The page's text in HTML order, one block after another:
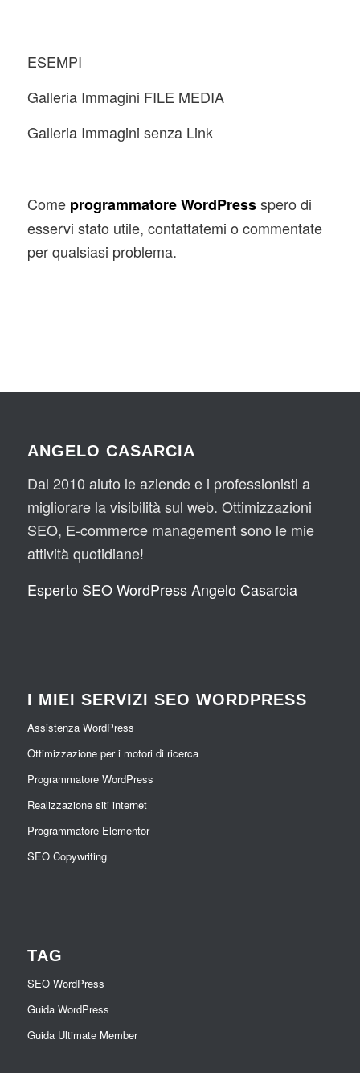
ESEMPI
Galleria Immagini FILE MEDIA
Galleria Immagini senza Link
Come programmatore WordPressspero di
esservi stato utile, contattatemi o commentate
per qualsiasi problema.
ANGELO CASARCIA
Dal 2010 aiuto le aziende e i professionisti a
migliorare la visibilità sul web. Ottimizzazioni
SEO, E-commerce management sono le mie
attività quotidiane!
Esperto SEO WordPress Angelo Casarcia
I MIEI SERVIZI SEO WORDPRESS
Assistenza WordPress
Ottimizzazione per i motori di ricerca
Programmatore WordPress
Realizzazione siti internet
Programmatore Elementor
SEO Copywriting
TAG
SEO WordPress
Guida WordPress
Guida Ultimate Member